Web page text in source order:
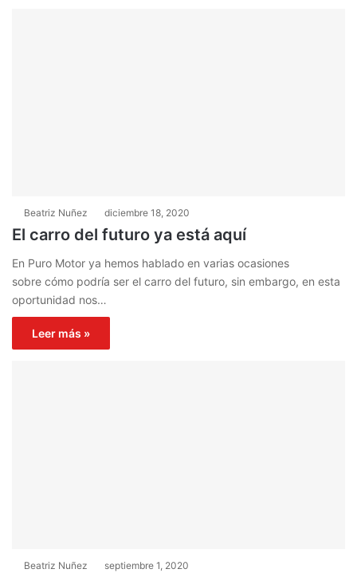
Beatriz Nuñez diciembre 18, 2020
El carro del futuro ya está aquí
En Puro Motor ya hemos hablado en varias ocasiones
sobre cómo podría ser el carro del futuro, sin embargo, en esta
oportunidad nos…
Leer más »
Beatriz Nuñez septiembre 1, 2020